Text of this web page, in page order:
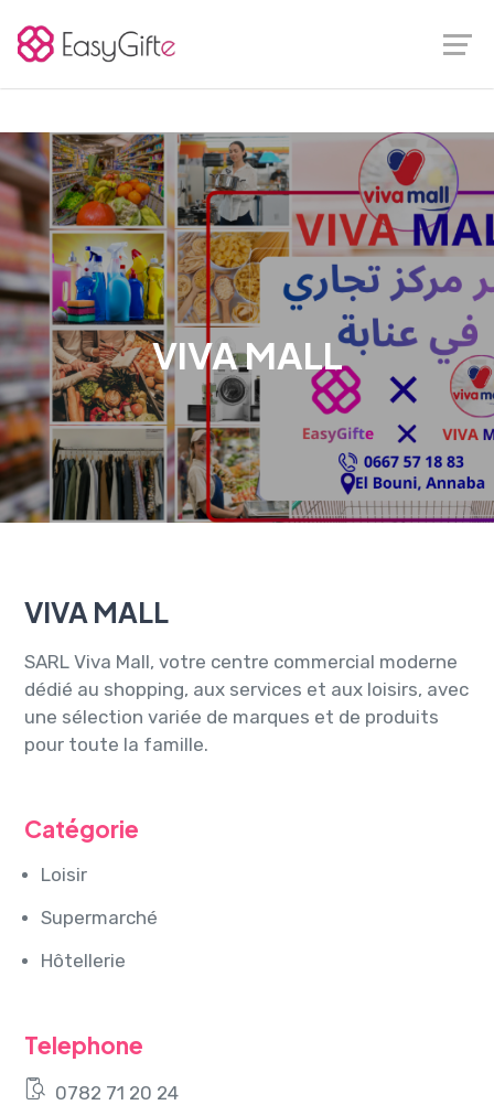
VIVA MALL
VIVA MALL
SARL Viva Mall, votre centre commercial moderne
dédié au shopping, aux services et aux loisirs, avec
une sélection variée de marques et de produits
pour toute la famille.
Catégorie
Loisir
Supermarché
Hôtellerie
Telephone
0782 71 20 24